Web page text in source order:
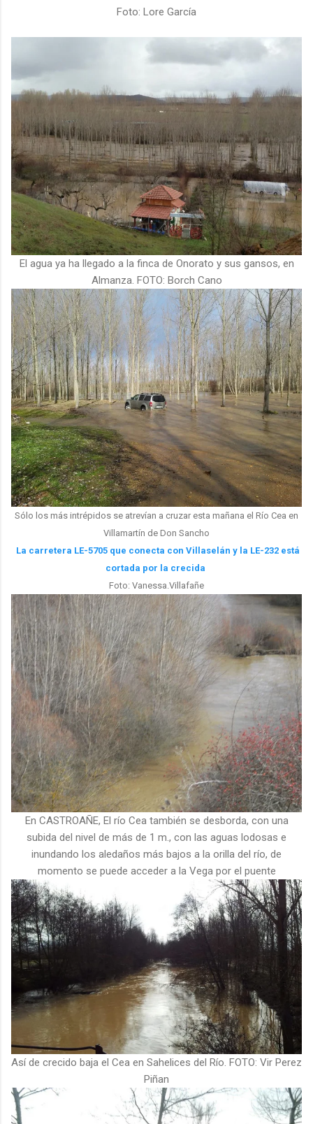
Foto: Lore García
El agua ya ha llegado a la finca de Onorato y sus gansos, en
Almanza. FOTO: Borch Cano
Sólo los más intrépidos se atrevían a cruzar esta mañana el Río Cea en
Villamartín de Don Sancho
La carretera LE-5705 que conecta con Villaselán y la LE-232 está
cortada por la crecida
Foto: Vanessa.Villafañe
En CASTROAÑE, El río Cea también se desborda, con una
subida del nivel de más de 1 m., con las aguas lodosas e
inundando los aledaños más bajos a la orilla del río, de
momento se puede acceder a la Vega por el puente
Así de crecido baja el Cea en Sahelices del Río. FOTO: Vir Perez
Piñan